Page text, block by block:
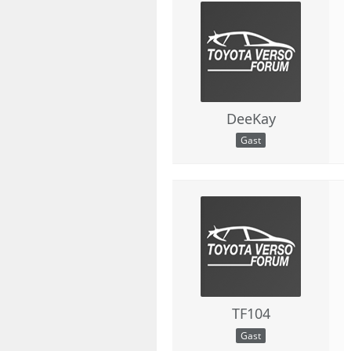
DeeKay
Gast
TF104
Gast